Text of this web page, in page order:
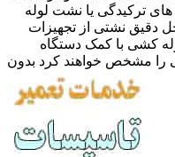
های ترکیدگی یا نشت لوله
دقیق نشتی از تجهیزات
کشی با کمک دستگاه
را مشخص خواهند کرد بدون